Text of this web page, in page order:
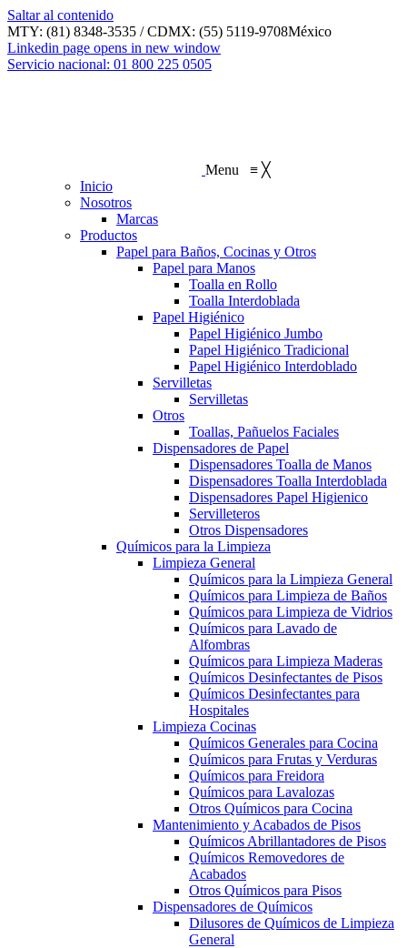
Saltar al contenido
MTY: (81) 8348-3535 / CDMX: (55) 5119-9708México
Linkedin page opens in new window
Servicio nacional: 01 800 225 0505
Menu ≡ ╳
Inicio
Nosotros
Marcas
Productos
Papel para Baños, Cocinas y Otros
Papel para Manos
Toalla en Rollo
Toalla Interdoblada
Papel Higiénico
Papel Higiénico Jumbo
Papel Higiénico Tradicional
Papel Higiénico Interdoblado
Servilletas
Servilletas
Otros
Toallas, Pañuelos Faciales
Dispensadores de Papel
Dispensadores Toalla de Manos
Dispensadores Toalla Interdoblada
Dispensadores Papel Higienico
Servilleteros
Otros Dispensadores
Químicos para la Limpieza
Limpieza General
Químicos para la Limpieza General
Químicos para Limpieza de Baños
Químicos para Limpieza de Vidrios
Químicos para Lavado de
Alfombras
Químicos para Limpieza Maderas
Químicos Desinfectantes de Pisos
Químicos Desinfectantes para
Hospitales
Limpieza Cocinas
Químicos Generales para Cocina
Químicos para Frutas y Verduras
Químicos para Freidora
Químicos para Lavalozas
Otros Químicos para Cocina
Mantenimiento y Acabados de Pisos
Químicos Abrillantadores de Pisos
Químicos Removedores de
Acabados
Otros Químicos para Pisos
Dispensadores de Químicos
Dilusores de Químicos de Limpieza
General